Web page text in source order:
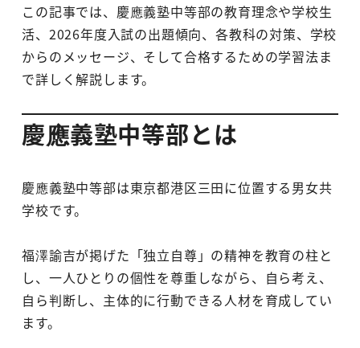
この記事では、慶應義塾中等部の教育理念や学校生
活、2026年度入試の出題傾向、各教科の対策、学校
からのメッセージ、そして合格するための学習法ま
で詳しく解説します。
慶應義塾中等部とは
慶應義塾中等部は東京都港区三田に位置する男女共
学校です。
福澤諭吉が掲げた「独立自尊」の精神を教育の柱と
し、一人ひとりの個性を尊重しながら、自ら考え、
自ら判断し、主体的に行動できる人材を育成してい
ます。